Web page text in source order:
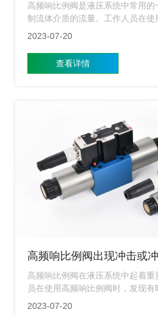
高频响比例阀是液压系统中常用
制流体介质的流量。工作人员在使
能会出现调节不准确的情况，这可
响比例阀进行一些调整和优化
2023-07-20
查看详情
高频响比例阀出现冲击或
理？
高频响比例阀在液压系统中起着重
员在使用高频响比例阀时，发现有
的现象发生，这会对整个系统的稳
2023-07-20